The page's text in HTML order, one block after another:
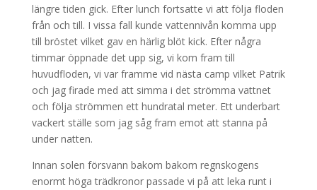
längre tiden gick. Efter lunch fortsatte vi att följa floden
från och till. I vissa fall kunde vattennivån komma upp
till bröstet vilket gav en härlig blöt kick. Efter några
timmar öppnade det upp sig, vi kom fram till
huvudfloden, vi var framme vid nästa camp vilket Patrik
och jag firade med att simma i det strömma vattnet
och följa strömmen ett hundratal meter. Ett underbart
vackert ställe som jag såg fram emot att stanna på
under natten.
Innan solen försvann bakom bakom regnskogens
enormt höga trädkronor passade vi på att leka runt i